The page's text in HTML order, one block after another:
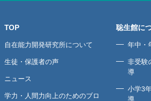
TOP
自在能力開発研究所について
生徒・保護者の声
ニュース
学力・人間力向上のためのブロ
聡生館に
年中・
非受験
導
小学3
導